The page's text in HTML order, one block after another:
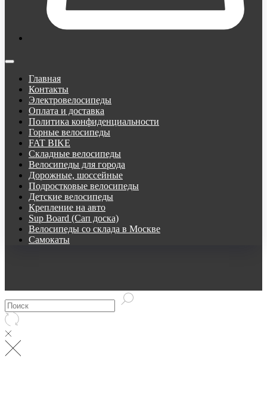
Главная
Контакты
Электровелосипеды
Оплата и доставка
Политика конфиденциальности
Горные велосипеды
FAT BIKE
Складные велосипеды
Велосипеды для города
Дорожные, шоссейные
Подростковые велосипеды
Детские велосипеды
Крепление на авто
Sup Board (Сап доска)
Велосипеды со склада в Москве
Самокаты